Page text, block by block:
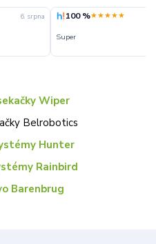
6. srpna 100 %★★★★★
Super